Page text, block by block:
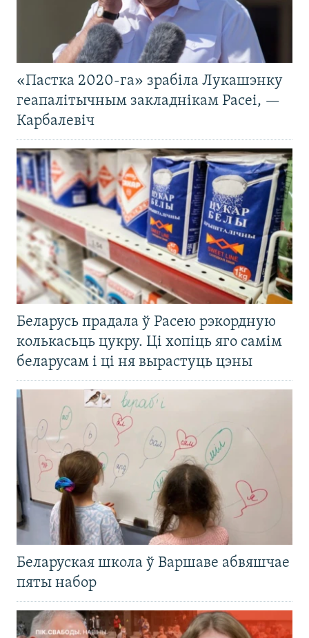
«Пастка 2020-га» зрабіла Лукашэнку
геапалітычным закладнікам Расеі, —
Карбалевіч
Беларусь прадала ў Расею рэкордную
колькасьць цукру. Ці хопіць яго самім
беларусам і ці ня вырастуць цэны
Беларуская школа ў Варшаве абвяшчае
пяты набор